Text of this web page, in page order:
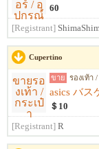
60
[Registrant]
Cupertino
ขาย รองเท้า
asics バ
＄10
[Registrant] R